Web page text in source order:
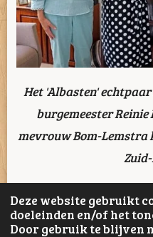
Deze website gebruikt
doeleinden en/of het
Door gebruik te blijven
Het 'Albasten'
burgemeester Reinie
mevrouw Bom-Lemstra
«Vorige
D D S D